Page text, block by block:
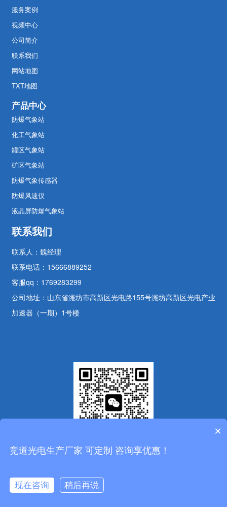
服务案例
视频中心
公司简介
联系我们
网站地图
TXT地图
产品中心
防爆气象站
化工气象站
罐区气象站
矿区气象站
防爆气象传感器
防爆风速仪
液晶屏防爆气象站
联系我们
联系人：魏经理
联系电话：15666889252
客服qq：1769283299
公司地址：山东省潍坊市高新区光电路155号潍坊高新区光电产业
加速器（一期）1号楼
客服微信
气象站,防爆气象监测站等，仪器质量保证，欢迎选购
37079402370946号ICP备案号：
×
竞道光电生产厂家 可定制 咨询享优惠！
现在咨询
稍后再说
拨打电话